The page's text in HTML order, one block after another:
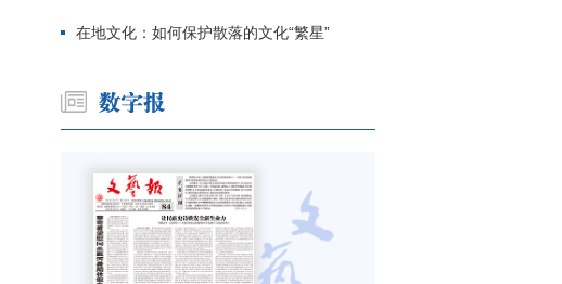
在地文化：如何保护散落的文化“繁星”